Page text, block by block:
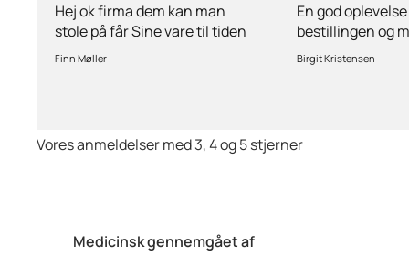
Medicinsk gennemgået af
Hej ok firma dem kan man
stole på får Sine vare til tiden
hurtig levering inden for 2
Finn Møller
En god
bestillingen og
stille spørgsmål
behov for
Birgit Kristensen
Vores anmeldelser med 3, 4 og 5 stjerner